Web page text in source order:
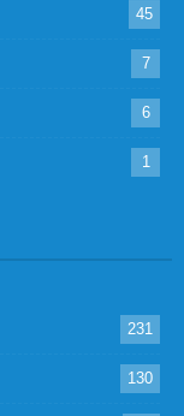
45
7
6
1
231
130